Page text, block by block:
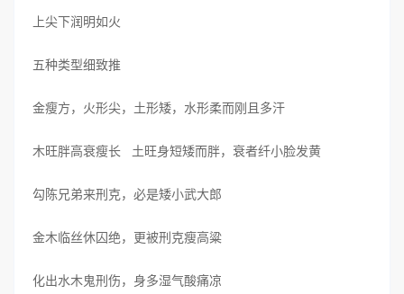
上尖下润明如火
五种类型细致推
金瘦方，火形尖，土形矮，水形柔而刚且多汗
木旺胖高衰瘦长 土旺身短矮而胖，衰者纤小脸发黄
勾陈兄弟来刑克，必是矮小武大郎
金木临丝休囚绝，更被刑克瘦高粱
化出水木鬼刑伤，身多湿气酸痛凉